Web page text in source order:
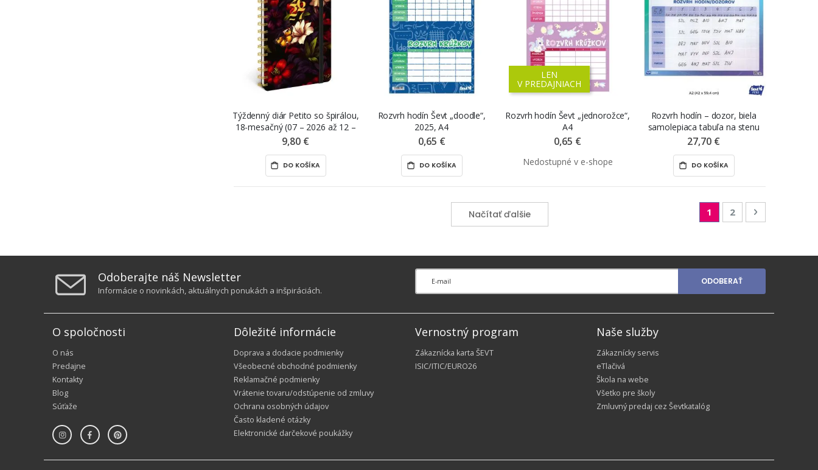
Týždenný diár Petito so špirálou,
18-mesačný (07 – 2026 až 12 –
2027), „Rudé kvety“, 13 x 18 cm
9,80 €
DO KOŠÍKA
Rozvrh hodín Ševt „doodle“,
2025, A4
0,65 €
DO KOŠÍKA
LEN
V PREDAJNIACH
Rozvrh hodín Ševt „jednorožce“,
A4
0,65 €
Rozvrh hodín – dozor, biela
samolepiaca tabuľa na stenu
ŠEVT FERO, A2, 59,4 x 42 cm
27,70 €
DO KOŠÍKA
Načítať ďalšie
Page
You're currently
1 Page
2 Page
Nasledujúca
Odoberajte náš Newsletter
Informácie o novinkách, aktuálnych ponukách a inšpiráciách.
ODOBERAŤ
O spoločnosti
O nás
Predajne
Kontakty
Blog
Súťaže
Dôležité informácie
Doprava a dodacie podmienky
Všeobecné obchodné podmienky
Reklamačné podmienky
Vrátenie tovaru/odstúpenie od zmluvy
Ochrana osobných údajov
Často kladené otázky
Elektronické darčekové poukážky
Vernostný program
Zákaznícka karta ŠEVT
ISIC/ITIC/EURO26
Naše služby
Zákaznícky servis
eTlačivá
Škola na webe
Všetko pre školy
Zmluvný predaj cez Ševtkatalóg